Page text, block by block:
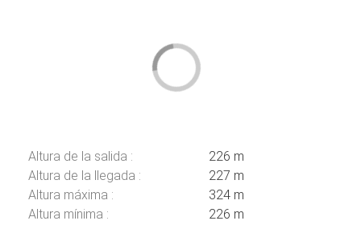
Altura de la salida :
226 m
Altura de la llegada :
227 m
Altura máxima :
324 m
Altura mínima :
226 m